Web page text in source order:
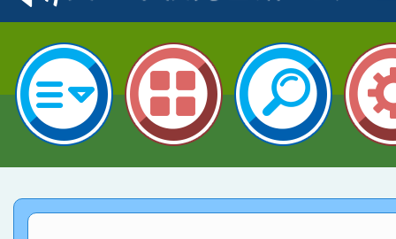
名
倩參加桃園市科展 國
名 指導老師王老師、
賀！本校四年二班張O
園市英語競賽國小朗讀
指導老師林老師
賀！本校參加桃園市中
賽 劉文瑛教師榮獲教
臺灣台語-第二名
賀！本校參與2026世
市賽榮獲科學小創客佳
創客第三名。
賀！本校參加桃園市中